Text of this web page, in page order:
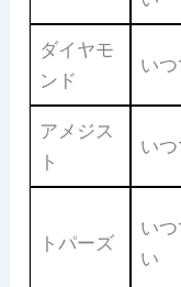
ダイヤモ
ンド
い
アメジス
ト
い
トパーズ
い
い